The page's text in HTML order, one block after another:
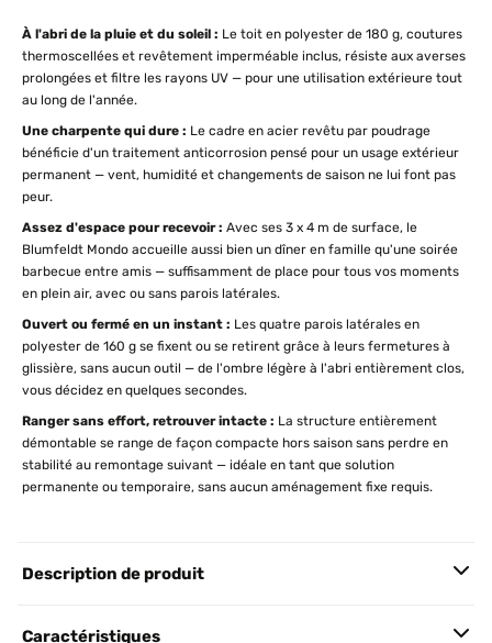
À l'abri de la pluie et du soleil : Le toit en polyester de 180 g, coutures
thermoscellées et revêtement imperméable inclus, résiste aux averses
prolongées et filtre les rayons UV — pour une utilisation extérieure tout
au long de l'année.
Une charpente qui dure : Le cadre en acier revêtu par poudrage
bénéficie d'un traitement anticorrosion pensé pour un usage extérieur
permanent — vent, humidité et changements de saison ne lui font pas
peur.
Assez d'espace pour recevoir : Avec ses 3 x 4 m de surface, le
Blumfeldt Mondo accueille aussi bien un dîner en famille qu'une soirée
barbecue entre amis — suffisamment de place pour tous vos moments
en plein air, avec ou sans parois latérales.
Ouvert ou fermé en un instant : Les quatre parois latérales en
polyester de 160 g se fixent ou se retirent grâce à leurs fermetures à
glissière, sans aucun outil — de l'ombre légère à l'abri entièrement clos,
vous décidez en quelques secondes.
Ranger sans effort, retrouver intacte : La structure entièrement
démontable se range de façon compacte hors saison sans perdre en
stabilité au remontage suivant — idéale en tant que solution
permanente ou temporaire, sans aucun aménagement fixe requis.
Description de produit
Caractéristiques